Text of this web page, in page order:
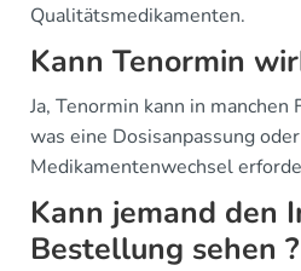
Qualitätsmedikamenten.
Kann Tenormin
Ja, Tenormin kann in
was eine Dosisanpassung
Medikamentenwechsel
Kann jemand den
Bestellung sehen ?